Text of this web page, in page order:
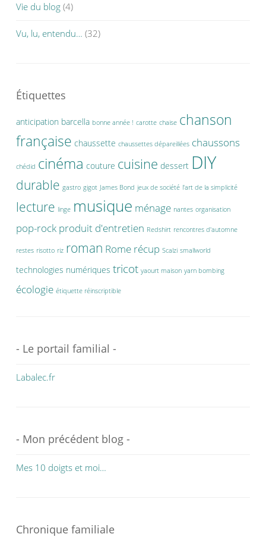
Vie du blog (4)
Vu, lu, entendu… (32)
Étiquettes
anticipation barcella bonne année ! carotte chaise chanson
française chaussette chaussettes dépareillées chaussons
chédid cinéma couture cuisine dessert DIY
durable gastro gigot James Bond jeux de société l'art de la simplicité
lecture linge musique ménage nantes organisation
pop-rock produit d'entretien Redshirt rencontres d'automne
restes risotto riz roman Rome récup Scalzi smallworld
technologies numériques tricot yaourt maison yarn bombing
écologie étiquette réinscriptible
- Le portail familial -
Labalec.fr
- Mon précédent blog -
Mes 10 doigts et moi…
Chronique familiale